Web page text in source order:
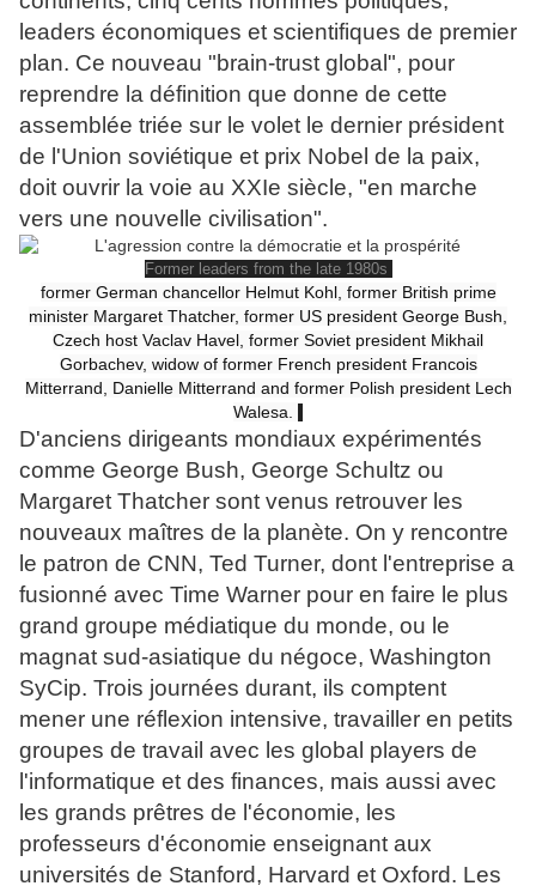
leaders économiques et scientifiques de premier
plan. Ce nouveau "brain-trust global", pour
reprendre la définition que donne de cette
assemblée triée sur le volet le dernier président
de l'Union soviétique et prix Nobel de la paix,
doit ouvrir la voie au XXIe siècle, "en marche
vers une nouvelle civilisation".
Former leaders from the late 1980s
former German chancellor Helmut Kohl, former British prime
minister Margaret Thatcher, former US president George Bush,
Czech host Vaclav Havel, former Soviet president Mikhail
Gorbachev, widow of former French president Francois
Mitterrand, Danielle Mitterrand and former Polish president Lech
Walesa.
D'anciens dirigeants mondiaux expérimentés
comme George Bush, George Schultz ou
Margaret Thatcher sont venus retrouver les
nouveaux maîtres de la planète. On y rencontre
le patron de CNN, Ted Turner, dont l'entreprise a
fusionné avec Time Warner pour en faire le plus
grand groupe médiatique du monde, ou le
magnat sud-asiatique du négoce, Washington
SyCip. Trois journées durant, ils comptent
mener une réflexion intensive, travailler en petits
groupes de travail avec les global players de
l'informatique et des finances, mais aussi avec
les grands prêtres de l'économie, les
professeurs d'économie enseignant aux
universités de Stanford, Harvard et Oxford. Les